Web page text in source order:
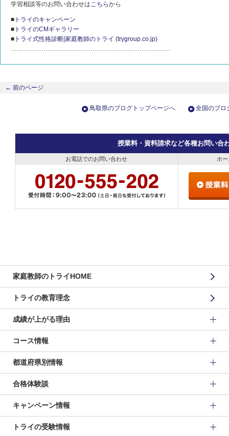
学習相談等のお問い合わせはこちらから
■ トライのキャンペーン
■ トライのCMギャラリー
■ トライ式性格診断|家庭教師のトライ (trygroup.co.jp)
……………………………………………………………………
← 前のページ
鳥取県のブログトップページへ 全国のブロ
授業料・資料請求など各種お問い合
お電話でのお問い合わせ ホ
家庭教師のトライHOME
トライの教育理念
成績が上がる理由
コース情報
都道府県別情報
合格体験談
キャンペーン情報
トライの受験情報